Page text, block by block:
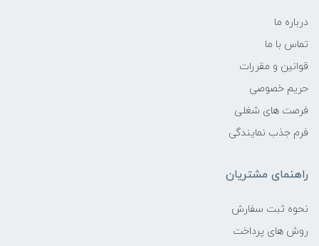
درباره ما
تماس با ما
قوانین و مقررات
حریم خصوصی
فرصت های شغلی
فرم جذب نمایندگی
راهنمای مشتریان
نحوه ثبت سفارش
روش های پرداخت